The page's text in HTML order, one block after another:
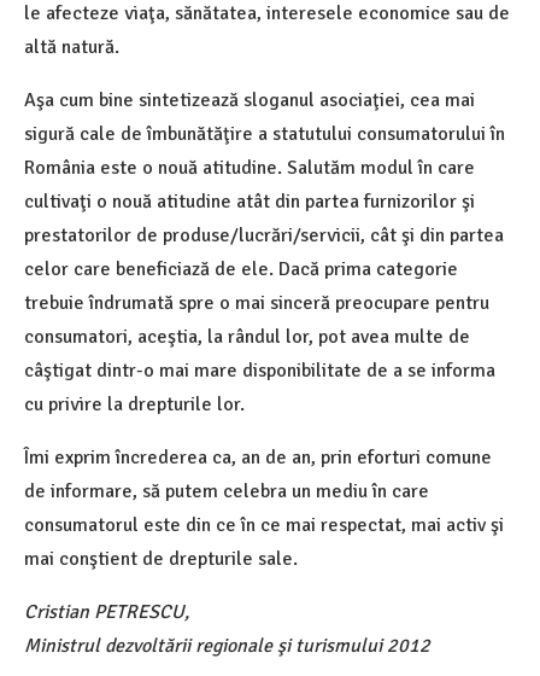
le afecteze viaţa, sănătatea, interesele economice sau de
altă natură.
Aşa cum bine sintetizează sloganul asociaţiei, cea mai
sigură cale de îmbunătăţire a statutului consumatorului în
România este o nouă atitudine. Salutăm modul în care
cultivaţi o nouă atitudine atât din partea furnizorilor şi
prestatorilor de produse/lucrări/servicii, cât şi din partea
celor care beneficiază de ele. Dacă prima categorie
trebuie îndrumată spre o mai sinceră preocupare pentru
consumatori, aceştia, la rândul lor, pot avea multe de
câştigat dintr-o mai mare disponibilitate de a se informa
cu privire la drepturile lor.
Îmi exprim încrederea ca, an de an, prin eforturi comune
de informare, să putem celebra un mediu în care
consumatorul este din ce în ce mai respectat, mai activ şi
mai conştient de drepturile sale.
Cristian PETRESCU,
Ministrul dezvoltării regionale şi turismului 2012